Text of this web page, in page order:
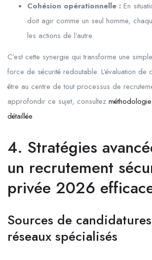
Cohésion opérationnelle : En
doit agir comme un seul homme,
les actions de l’autre.
C’est cette synergie qui transforme une
force de sécurité redoutable. L’évaluation de
être au centre de tout processus de
approfondir ce sujet, consultez
détaillée.
4. Stratégies
un recrutement
privée 2026
Sources de
réseaux spécialisés